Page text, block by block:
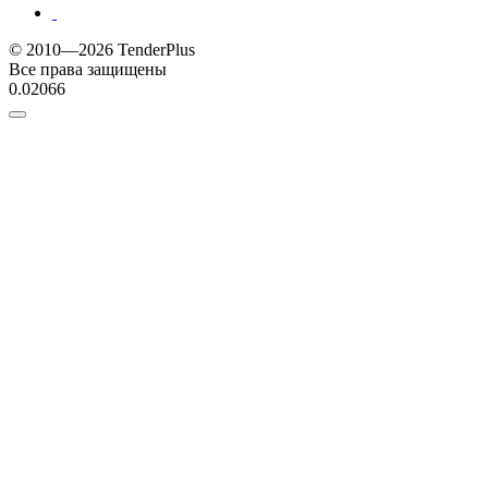
© 2010—2026 TenderPlus
Все права защищены
0.02066